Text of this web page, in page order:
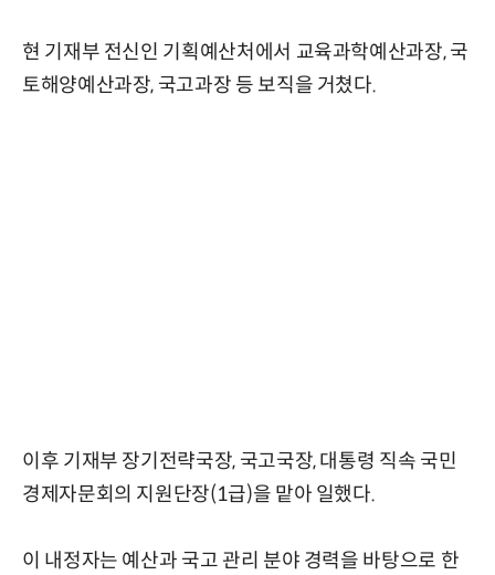
현 기재부 전신인 기획예산처에서 교육과학예산과장, 국
토해양예산과장, 국고과장 등 보직을 거쳤다.
이후 기재부 장기전략국장, 국고국장, 대통령 직속 국민
경제자문회의 지원단장(1급)을 맡아 일했다.
이 내정자는 예산과 국고 관리 분야 경력을 바탕으로 한